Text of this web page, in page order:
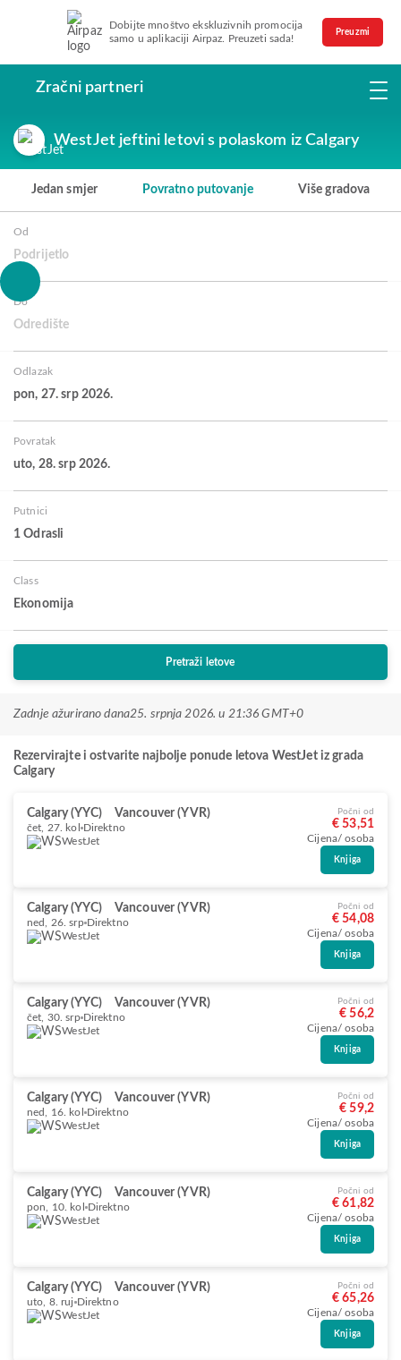
Dobijte mnoštvo ekskluzivnih promocija
samo u aplikaciji Airpaz. Preuzeti sada!
Preuzmi
Zračni partneri
WestJet jeftini letovi s polaskom iz Calgary
Jedan smjer Povratno putovanje Više gradova
Od
Podrijetlo
Do
Odredište
Odlazak
pon, 27. srp 2026.
Povratak
uto, 28. srp 2026.
Putnici
1 Odrasli
Class
Ekonomija
Pretraži letove
Zadnje ažurirano dana25. srpnja 2026. u 21:36 GMT+0
Rezervirajte i ostvarite najbolje ponude letova WestJet iz grada
Calgary
Calgary (YYC) Vancouver (YVR)
čet, 27. kol Direktno
WestJet
Počni od
€ 53,51
Cijena/ osoba
Knjiga
Calgary (YYC) Vancouver (YVR)
ned, 26. srp Direktno
WestJet
Počni od
€ 54,08
Cijena/ osoba
Knjiga
Calgary (YYC) Vancouver (YVR)
čet, 30. srp Direktno
WestJet
Počni od
€ 56,2
Cijena/ osoba
Knjiga
Calgary (YYC) Vancouver (YVR)
ned, 16. kol Direktno
WestJet
Počni od
€ 59,2
Cijena/ osoba
Knjiga
Calgary (YYC) Vancouver (YVR)
pon, 10. kol Direktno
WestJet
Počni od
€ 61,82
Cijena/ osoba
Knjiga
Calgary (YYC) Vancouver (YVR)
uto, 8. ruj Direktno
WestJet
Počni od
€ 65,26
Cijena/ osoba
Knjiga